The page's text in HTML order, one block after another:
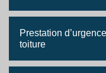
Prestation
toiture